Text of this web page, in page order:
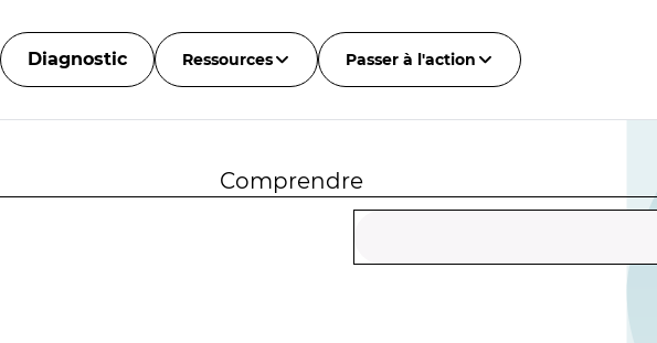
Diagnostic Ressources Passer à l'action
Comprendre